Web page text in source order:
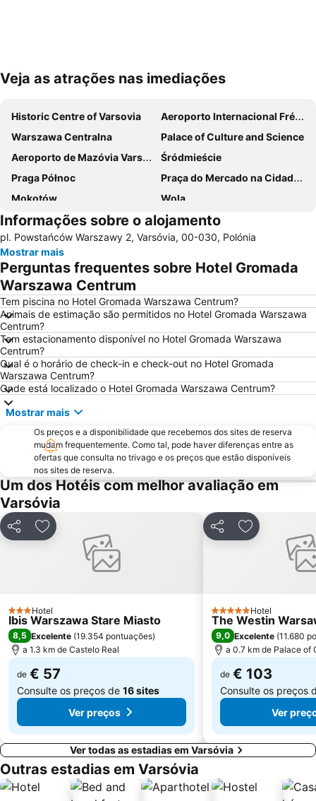
Ampliar mapa
Veja as atrações nas imediações
Historic Centre of Varsovia
Aeroporto Internacional Frédéric Chopin
Warszawa Centralna
Palace of Culture and Science
Aeroporto de Mazóvia Varsóvia-Modlin
Śródmieście
Praga Północ
Praça do Mercado na Cidade Velha
Mokotów
Wola
EXPO XXI Centrum
Stadium Narodowy
Old University Library
University of Warsaw Botanical Garden
Wilanow
Zielna CB
Mariensztat
Wars i Sawa
Jupiter
Zespół pałacowo-parkowy w Wilanowie
Warszawianka
Informações sobre o alojamento
pl. Powstańców Warszawy 2, Varsóvia, 00-030, Polónia
Mostrar mais
Perguntas frequentes sobre Hotel Gromada
Warszawa Centrum
Tem piscina no Hotel Gromada Warszawa Centrum?
Animais de estimação são permitidos no Hotel Gromada Warszawa
Centrum?
Tem estacionamento disponível no Hotel Gromada Warszawa
Centrum?
Qual é o horário de check-in e check-out no Hotel Gromada
Warszawa Centrum?
Onde está localizado o Hotel Gromada Warszawa Centrum?
Mostrar mais
Os preços e a disponibilidade que recebemos dos sites de reserva
mudam frequentemente. Como tal, pode haver diferenças entre as
ofertas que consulta no trivago e os preços que estão disponíveis
nos sites de reserva.
Um dos Hotéis com melhor avaliação em
Varsóvia
PartilharAdicionar aos favoritos
3 Estrelas
Hotel
Ibis Warszawa Stare Miasto
8,5 Excelente (19.354 pontuações)
a 1.3 km de Castelo Real
de € 57
Consulte os preços de 16 sites
Ver preços
PartilharAdicionar
5 EstrelasHotel
The Westin
9,0 Excelente (11.680
a 0.7 km de Palace of
de € 103
Consulte os preços
Ver
Ver todas as estadias em Varsóvia
Outras estadias em Varsóvia